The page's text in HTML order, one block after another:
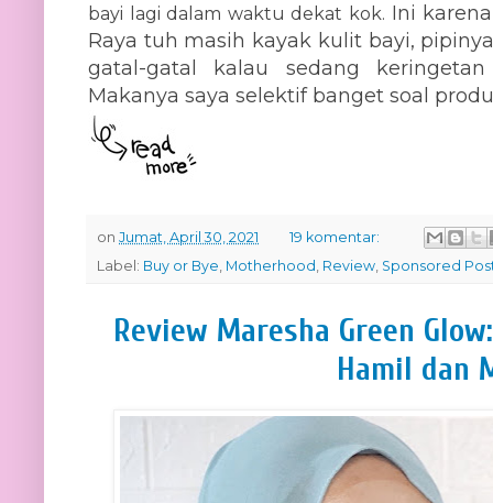
bayi lagi dalam waktu dekat kok. Ini
Raya tuh masih kayak kulit bayi,
gatal-gatal kalau sedang
Makanya saya selektif banget soal
on Jumat, April 30, 2021
19 komentar:
Label: Buy or Bye, Motherhood , Review, Sponsored
Review Maresha Green
Hamil dan